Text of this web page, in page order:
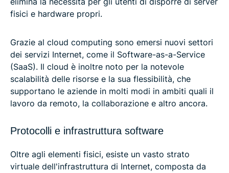
fisici e hardware propri.
Grazie al cloud computing sono emersi nuovi settori
dei servizi Internet, come il Software-as-a-Service
(SaaS). Il cloud è inoltre noto per la notevole
scalabilità delle risorse e la sua flessibilità, che
supportano le aziende in molti modi in ambiti quali il
lavoro da remoto, la collaborazione e altro ancora.
Protocolli e infrastruttura software
Oltre agli elementi fisici, esiste un vasto strato
virtuale dell'infrastruttura di Internet, composta da